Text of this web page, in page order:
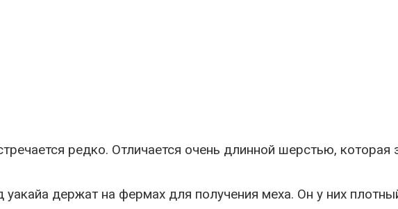
редко. Отличается очень длинной шерстью, которая
держат на фермах для получения меха. Он у них